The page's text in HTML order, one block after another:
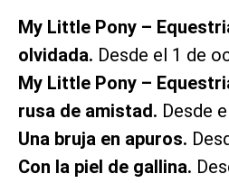
My Little Pony –
olvidada. Desde el 1 de
My Little Pony –
rusa de amistad. Desde
Una bruja en apuros.
Con la piel de gallina.